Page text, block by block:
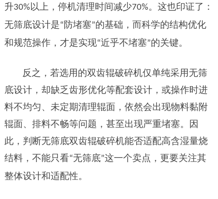
升30% 以上，停机清理时间减少70%。这也印证了：
无筛底设计是“防堵塞”的基础，而科学的结构优化
和规范操作，才是实现“近乎不堵塞”的关键。
反之，若选用的双齿辊破碎机仅单纯采用无筛
底设计，却缺乏齿形优化等配套设计，或操作时进
料不均匀、未定期清理辊面，依然会出现物料黏附
辊面、排料不畅等问题，甚至出现严重堵塞。因
此，判断无筛底双齿辊破碎机能否适配高含湿量烧
结料，不能只看“无筛底”这一个卖点，更要关注其
整体设计和适配性。